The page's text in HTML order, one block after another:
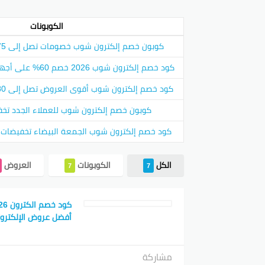
تخفيض
وجود
يخزّنوا
الكوبونات
كوبون خصم إلكترون شوب خصومات تصل إلى 75% على الإلكترونيات
كود خصم إلكترون شوب 2026 خصم 60% على أجهزة المنزل والإلكترونيات
كود خصم إلكترون شوب أقوى العروض تصل إلى 80% على كافة الطلبيات
كوبون خصم إلكترون شوب للعملاء الجدد
كود خصم إلكترون شوب الجمعة البيضاء تخفيضات
الكل 7 الكوبونات 7 العروض
أفضل عروض
مشاركة